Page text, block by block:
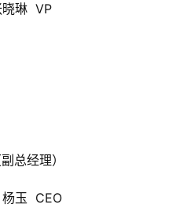
晓琳 VP
总经理）
杨玉 CEO